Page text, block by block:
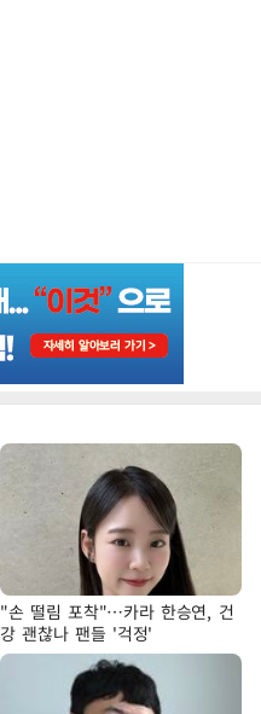
"손 떨림 포착"…카라 한승연, 건
강 괜찮나 팬들 '걱정'